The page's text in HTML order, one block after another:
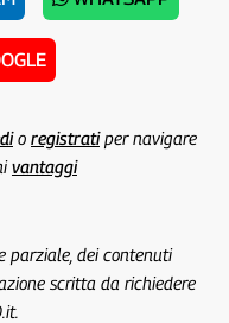
o registratiper navigare
vantaggi
parziale, dei contenuti
scritta da richiedere